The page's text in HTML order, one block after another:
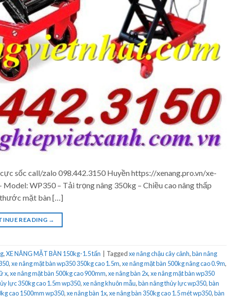
sốc call/zalo 098.442.3150 Huyền https://xenang.pro.vn/xe-
WP350 – Tải trọng nâng 350kg – Chiều cao nâng thấp
thước mặt bàn […]
READING →
,XE NÂNG MẶT BÀN 150kg-1.5 tấn Taggedxe nâng chậu cây cảnh,bàn nâng
,xe nâng mặt bàn wp350 350kg cao 1.5m,xe nâng mặt bàn 500kg nâng cao 0.9m,
x,xe nâng mặt bàn 500kg cao 900mm,xe nâng bàn 2x,xe nâng mặt bàn wp350
lực 350kg cao 1.5m wp350,xe nâng khuôn mẫu,bàn nâng thủy lực wp350,bàn
cao 1500mm wp350,xe nâng bàn 1x,xe nâng bàn 350kg cao 1.5 mét wp350,bàn